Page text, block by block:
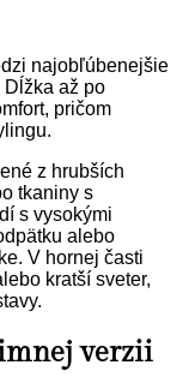
najobľúbenejšie
Dĺžka až po
pričom
z hrubších
tkaniny s
s vysokými
alebo
V hornej časti
kratší sveter,
verzii